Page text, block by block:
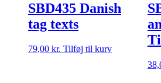
SBD435 Danish
tag texts
79,00 kr. Tilføj til kurv